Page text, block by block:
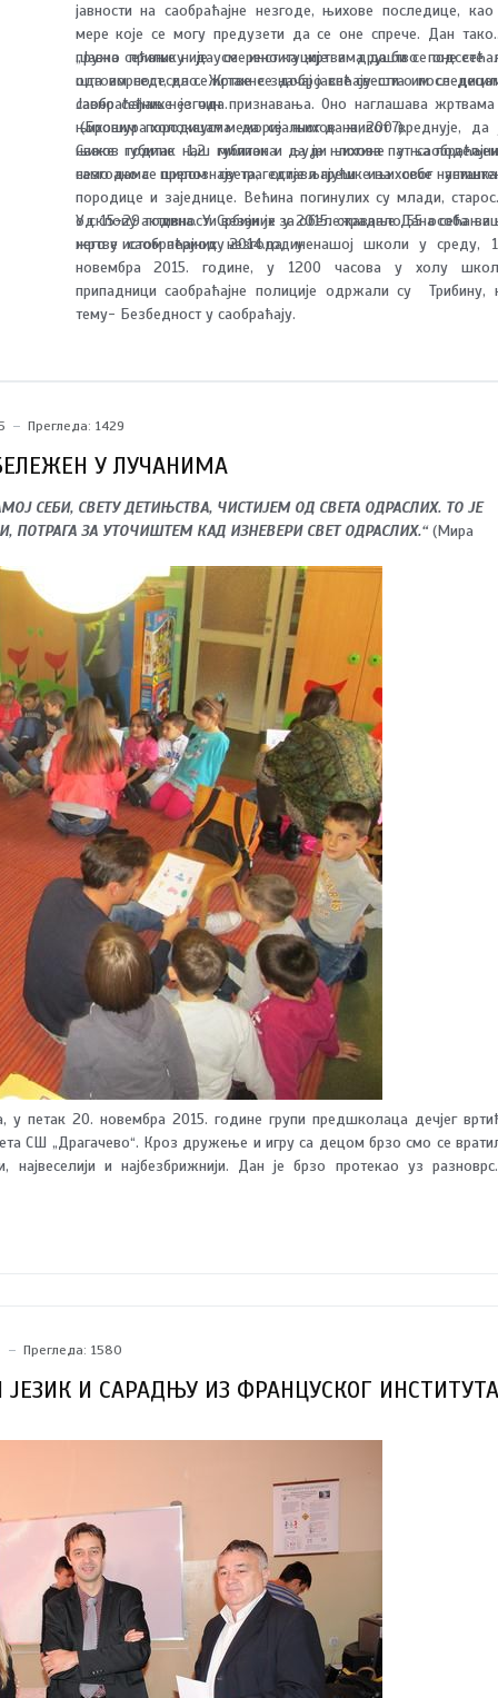
јавности на саобраћајне незгоде, њихове последице,
мере које се могу предузети да се оне спрече. Дан
пружа прилику да се институције и друштво подсете
одговорност, да се истакне значај јавне свести о
саобраћајних незгода.
„Јавно сећање није усмерено ка жртвама да би се оне
шта им седесило. Жртве се добро сећају шта им се
Јавно сећање је чин признавања. Оно наглашава
њиховим породицама да се њихов живот вреднује, да
њихов губитак наш губитак и да је њихова патња
само ако се препознају трагедије и грешке њиховог
(Брошура холокауст меморијалног дана, 2007).
Сваке године 1,2 милиона људи погине у
незгодама широм света, остављајући иза себе
породице и заједнице. Већина погинулих су млади,
од 15-29 година. У Србији је у 2015. страдало 55 особа
него у истом периоду 2014.године.
У склопу активности везаних за обележавање Дана сећања
жртве саобраћајних незгода, у нашој школи у среду,
новембра 2015. године, у 1200 часова у холу
припадници саобраћајне полиције одржали су Трибину,
тему- Безбедност у саобраћају.
Прегледа: 1429
У ЛУЧАНИМА
СЕБИ, СВЕТУ ДЕТИЊСТВА, ЧИСТИЈЕМ ОД СВЕТА ОДРАСЛИХ. ТО ЈЕ
ЗА УТОЧИШТЕМ КАД ИЗНЕВЕРИ СВЕТ ОДРАСЛИХ.“(Мира
у петак 20. новембра 2015. године групи предшколаца дечјег
СШ „Драгачево“. Кроз дружење и игру са децом брзо смо се
и најбезбрижнији. Дан је брзо протекао уз
Прегледа: 1580
И САРАДЊУ ИЗ ФРАНЦУСКОГ ИНСТИТУТА